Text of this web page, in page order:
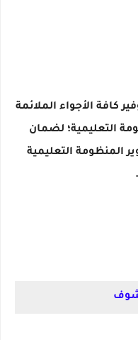
كافة الأجواء الملائمة
التعليمية؛ لضمان
المنظومة التعليمية